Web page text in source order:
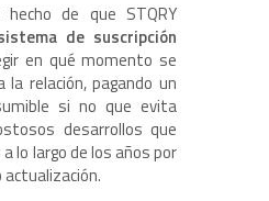
de que STQRY
de suscripción
en qué momento se
relación, pagando un
si no que evita
desarrollos que
lo largo de los años por